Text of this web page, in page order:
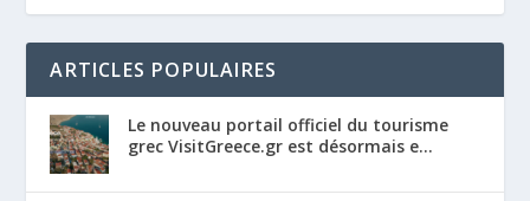
ARTICLES POPULAIRES
Le nouveau portail officiel du tourisme
grec VisitGreece.gr est désormais e...